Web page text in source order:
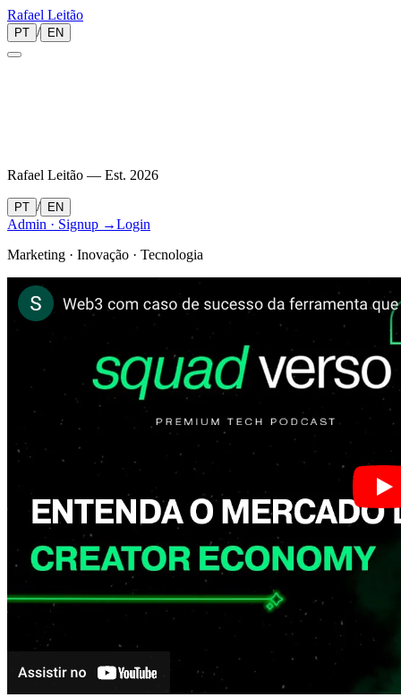
Rafael Leitão
PT / EN
Rafael Leitão — Est. 2026
PT / EN
Admin · Signup →Login
Marketing · Inovação · Tecnologia